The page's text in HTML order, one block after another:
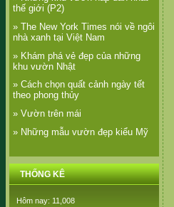
thế giới (P2)
» The New York Times nói về ngôi
nhà xanh tại Việt Nam
» Khám phá vẻ đẹp của những
khu vườn Nhật
» Cách chọn quất cảnh ngày tết
theo phong thủy
» Vườn trên mái
» Những mẫu vườn đẹp kiểu Mỹ
THỐNG KÊ
Hôm nay: 11,008